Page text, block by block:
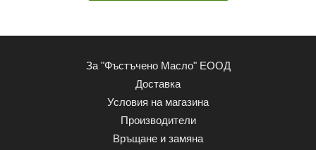
За "Фъстъчено Масло" ЕООД
Доставка
Условия на магазина
Производители
Връщане и замяна